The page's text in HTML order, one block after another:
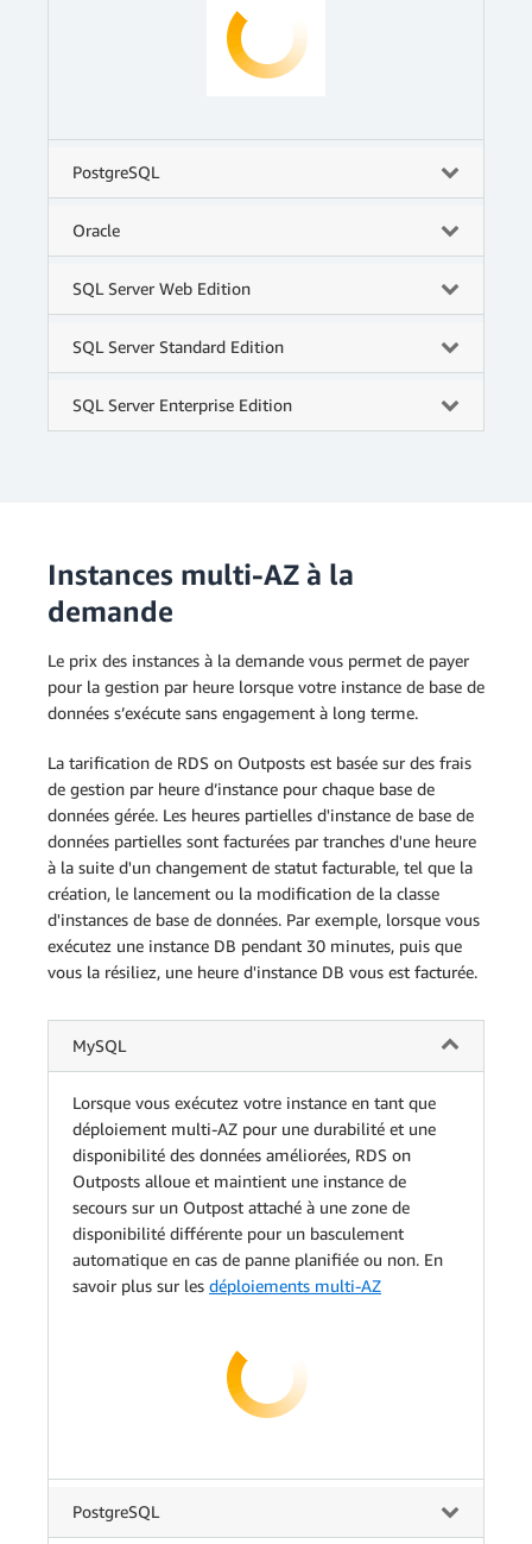
PostgreSQL
Oracle
SQL Server Web Edition
SQL Server Standard Edition
SQL Server Enterprise Edition
Instances multi-AZ à la
demande
Le prix des instances à la demande vous permet de payer
pour la gestion par heure lorsque votre instance de base de
données s’exécute sans engagement à long terme.
La tarification de RDS on Outposts est basée sur des frais
de gestion par heure d’instance pour chaque base de
données gérée. Les heures partielles d'instance de base de
données partielles sont facturées par tranches d'une heure
à la suite d'un changement de statut facturable, tel que la
création, le lancement ou la modification de la classe
d'instances de base de données. Par exemple, lorsque vous
exécutez une instance DB pendant 30 minutes, puis que
vous la résiliez, une heure d'instance DB vous est facturée.
MySQL
Lorsque vous exécutez votre instance en tant que
déploiement multi-AZ pour une durabilité et une
disponibilité des données améliorées, RDS on
Outposts alloue et maintient une instance de
secours sur un Outpost attaché à une zone de
disponibilité différente pour un basculement
automatique en cas de panne planifiée ou non. En
savoir plus sur les déploiements multi-AZ
PostgreSQL